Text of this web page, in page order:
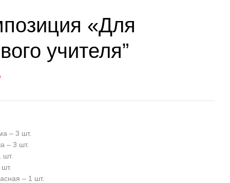
«Для
учителя”
– 3 шт.
– 3 шт.
шт.
– 1 шт.